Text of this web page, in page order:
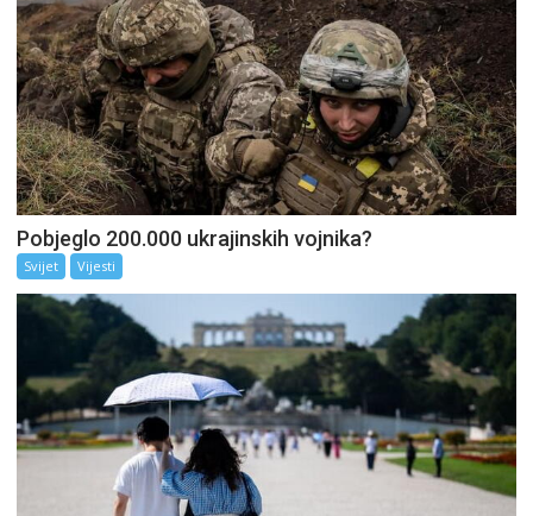
Pobjeglo 200.000 ukrajinskih vojnika?
Svijet Vijesti